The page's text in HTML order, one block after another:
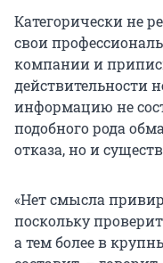
Категорически не
свои
компании и
действительности
информацию не
подобного рода
отказа, но и
«Нет смысла
поскольку
а тем более в